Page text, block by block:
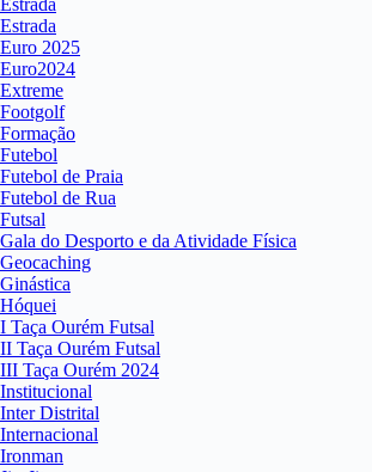
Estrada
Estrada
Euro 2025
Euro2024
Extreme
Footgolf
Formação
Futebol
Futebol de Praia
Futebol de Rua
Futsal
Gala do Desporto e da Atividade Física
Geocaching
Ginástica
Hóquei
I Taça Ourém Futsal
II Taça Ourém Futsal
III Taça Ourém 2024
Institucional
Inter Distrital
Internacional
Ironman